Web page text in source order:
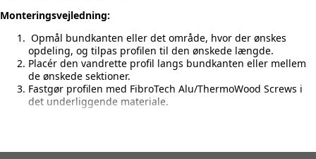
Monteringsvejledning:
Opmål bundkanten eller det område, hvor der ønskes
opdeling, og tilpas profilen til den ønskede længde.
Placér den vandrette profil langs bundkanten eller mellem
de ønskede sektioner.
Fastgør profilen med FibroTech Alu/ThermoWood Screws i
det underliggende materiale.